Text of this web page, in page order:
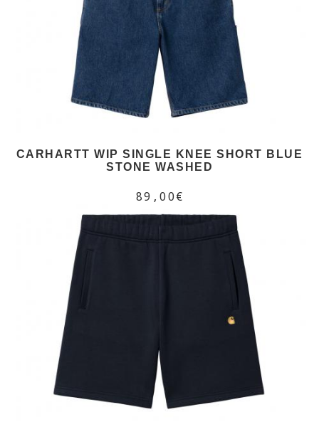
CARHARTT WIP SINGLE KNEE SHORT BLUE
STONE WASHED
89,00€